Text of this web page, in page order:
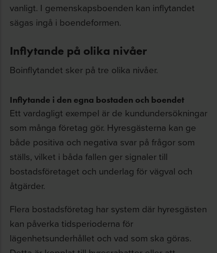
vanligt. I gemenskapsboenden kan inflytandet
sägas ingå i boendeformen.
Inflytande på olika nivåer
Boinflytandet sker på tre olika nivåer.
Inflytande i den egna bostaden och boendet
Ett vardagligt exempel är de kundundersökningar
som många företag gör. Hyresgästerna kan ge
både positiva och negativa svar på frågor som
ställs, vilket i båda fallen ger signaler till
bostadsföretaget och underlag för vägval och
åtgärder.
Flera bostadsföretag har system där hyresgästen
kan påverka tidsperioderna för
lägenhetsunderhållet och vad som ska göras.